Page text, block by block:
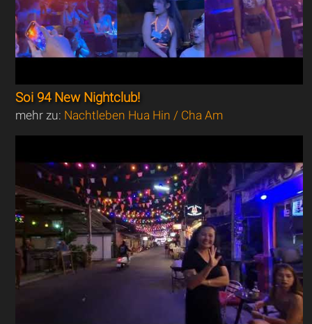
Soi 94 New Nightclub!
mehr zu: Nachtleben Hua Hin / Cha Am